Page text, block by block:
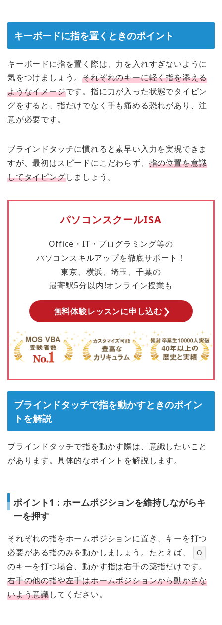
キーボードに指を置くときのポイント
キーボードに指を置く際は、力を入れすぎないように
気をつけましょう。それぞれのキーに軽く指を添える
ようなイメージです。指に力が入った状態でタイピン
グをすると、指だけでなく手も痛める恐れがあり、注
意が必要です。
ブラインドタッチに慣れると素早い入力を実現できま
すが、最初はスピードにこだわらず、 指の位置を意識
してタイピングしましょう。
パソコンスクールISA
Office・IT・プログラミング等の
パソコンスキルアップを徹底サポート！
東京、横浜、埼玉、千葉の
最寄駅5分以内!オンライン授業も
無料体験レッスンに申し込む
ブラインドタッチで指を動かすときのポイン
トを解説
ブラインドタッチで指を動かす際は、意識したいこと
があります。具体的なポイントを解説します。
ポイント1：ホームポジションを維持しながらキ
ーを押す
それぞれの指をホームポジションに置き、キーを打つ
必要がある指のみを動かしましょう。たとえば、
O
のキーを打つ場合、動かす指は右手の薬指だけです。
右手の他の指や左手はホームポジションから動かさな
いよう意識してください。